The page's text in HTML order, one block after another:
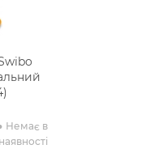
Немає в
наявності